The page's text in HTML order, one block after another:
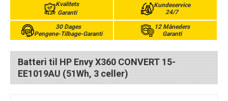
Kvalitets
Garanti
Kundeservice
24/7
30 Dages
Pengene-Tilbage-Garanti
12 Måneders
Garanti
Batteri til HP Envy X360 CONVERT 15-
EE1019AU (51Wh, 3 celler)